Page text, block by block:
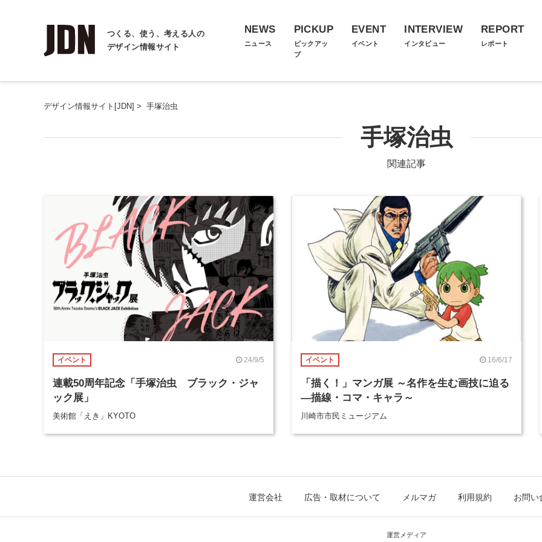
つくる、使う、考える人の
デザイン情報サイト
NEWS
ニュース
PICKUP
ピックアッ
プ
EVENT
イベント
INTERVIEW
インタビュー
REPORT
レポート
デザイン情報サイト[JDN] > 手塚治虫
手塚治虫
関連記事
イベント 24/9/5
連載50周年記念「手塚治虫 ブラック・ジャ
ック展」
美術館「えき」KYOTO
イベント 16/6/17
「描く！」マンガ展 ～名作を生む画技に迫る
―描線・コマ・キャラ～
川崎市市民ミュージアム
運営会社 広告・取材について メルマガ 利用規約 お問い
運営メディア